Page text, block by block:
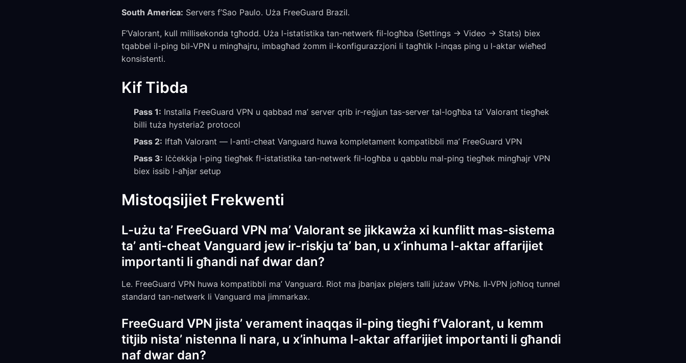
South America: Servers f’Sao Paulo. Uża FreeGuard Brazil.
F’Valorant, kull millisekonda tgħodd. Uża l-istatistika tan-netwerk fil-logħba (Settings → Video → Stats) biex
tqabbel il-ping bil-VPN u mingħajru, imbagħad żomm il-konfigurazzjoni li tagħtik l-inqas ping u l-aktar wieħed
konsistenti.
Kif Tibda
Pass 1: Installa FreeGuard VPN u qabbad ma’ server qrib ir-reġjun tas-server tal-logħba ta’ Valorant tiegħek
billi tuża hysteria2 protocol
Pass 2: Iftaħ Valorant — l-anti-cheat Vanguard huwa kompletament kompatibbli ma’ FreeGuard VPN
Pass 3: Iċċekkja l-ping tiegħek fl-istatistika tan-netwerk fil-logħba u qabblu mal-ping tiegħek mingħajr VPN
biex issib l-aħjar setup
Mistoqsijiet Frekwenti
L-użu ta’ FreeGuard VPN ma’ Valorant se jikkawża xi kunflitt mas-sistema
ta’ anti-cheat Vanguard jew ir-riskju ta’ ban, u x’inhuma l-aktar affarijiet
importanti li għandi naf dwar dan?
Le. FreeGuard VPN huwa kompatibbli ma’ Vanguard. Riot ma jbanjax plejers talli jużaw VPNs. Il-VPN joħloq tunnel
standard tan-netwerk li Vanguard ma jimmarkax.
FreeGuard VPN jista’ verament inaqqas il-ping tiegħi f’Valorant, u kemm
titjib nista’ nistenna li nara, u x’inhuma l-aktar affarijiet importanti li għandi
naf dwar dan?